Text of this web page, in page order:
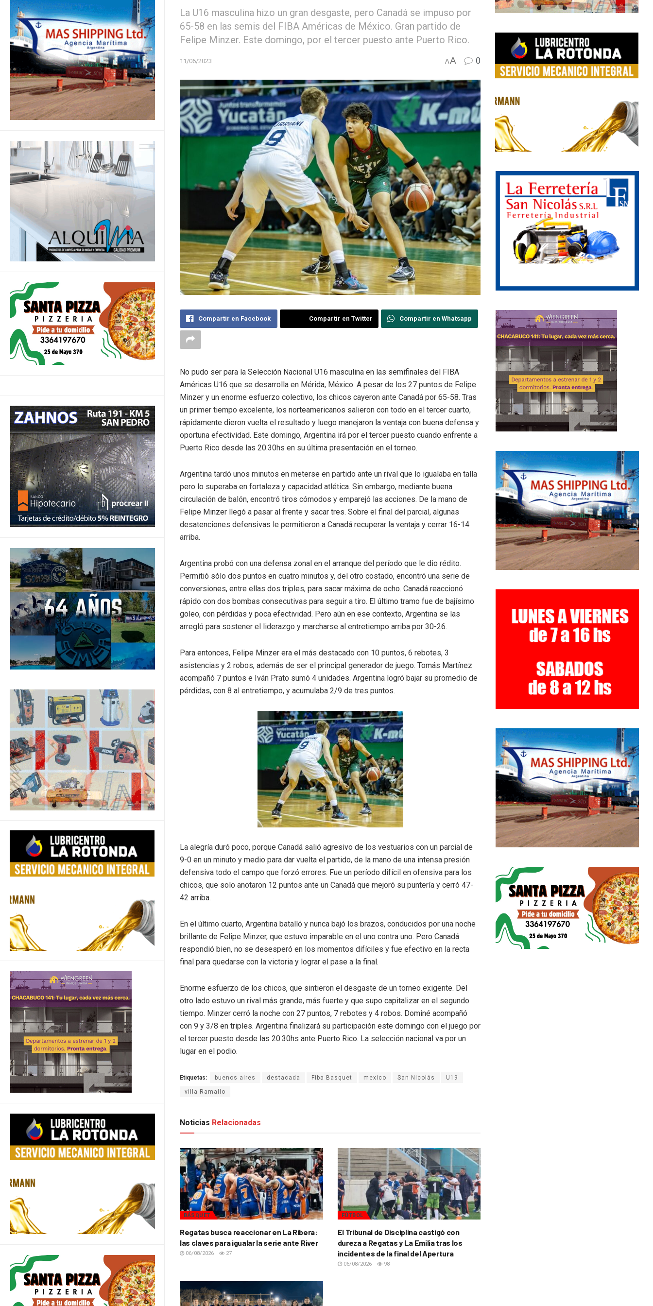
La U16 masculina hizo un gran desgaste, pero Canadá se impuso por
65-58 en las semis del FIBA Américas de México. Gran partido de
Felipe Minzer. Este domingo, por el tercer puesto ante Puerto Rico.
11/06/2023 AA 0
Compartir en Facebook Compartir en Twitter Compartir en Whatsapp
No pudo ser para la Selección Nacional U16 masculina en las semifinales del FIBA
Américas U16 que se desarrolla en Mérida, México. A pesar de los 27 puntos de Felipe
Minzer y un enorme esfuerzo colectivo, los chicos cayeron ante Canadá por 65-58. Tras
un primer tiempo excelente, los norteamericanos salieron con todo en el tercer cuarto,
rápidamente dieron vuelta el resultado y luego manejaron la ventaja con buena defensa y
oportuna efectividad. Este domingo, Argentina irá por el tercer puesto cuando enfrente a
Puerto Rico desde las 20.30hs en su última presentación en el torneo.
Argentina tardó unos minutos en meterse en partido ante un rival que lo igualaba en talla
pero lo superaba en fortaleza y capacidad atlética. Sin embargo, mediante buena
circulación de balón, encontró tiros cómodos y emparejó las acciones. De la mano de
Felipe Minzer llegó a pasar al frente y sacar tres. Sobre el final del parcial, algunas
desatenciones defensivas le permitieron a Canadá recuperar la ventaja y cerrar 16-14
arriba.
Argentina probó con una defensa zonal en el arranque del período que le dio rédito.
Permitió sólo dos puntos en cuatro minutos y, del otro costado, encontró una serie de
conversiones, entre ellas dos triples, para sacar máxima de ocho. Canadá reaccionó
rápido con dos bombas consecutivas para seguir a tiro. El último tramo fue de bajísimo
goleo, con pérdidas y poca efectividad. Pero aún en ese contexto, Argentina se las
arregló para sostener el liderazgo y marcharse al entretiempo arriba por 30-26.
Para entonces, Felipe Minzer era el más destacado con 10 puntos, 6 rebotes, 3
asistencias y 2 robos, además de ser el principal generador de juego. Tomás Martínez
acompañó 7 puntos e Iván Prato sumó 4 unidades. Argentina logró bajar su promedio de
pérdidas, con 8 al entretiempo, y acumulaba 2/9 de tres puntos.
La alegría duró poco, porque Canadá salió agresivo de los vestuarios con un parcial de
9-0 en un minuto y medio para dar vuelta el partido, de la mano de una intensa presión
defensiva todo el campo que forzó errores. Fue un período difícil en ofensiva para los
chicos, que solo anotaron 12 puntos ante un Canadá que mejoró su puntería y cerró 47-
42 arriba.
En el último cuarto, Argentina batalló y nunca bajó los brazos, conducidos por una noche
brillante de Felipe Minzer, que estuvo imparable en el uno contra uno. Pero Canadá
respondió bien, no se desesperó en los momentos difíciles y fue efectivo en la recta
final para quedarse con la victoria y lograr el pase a la final.
Enorme esfuerzo de los chicos, que sintieron el desgaste de un torneo exigente. Del
otro lado estuvo un rival más grande, más fuerte y que supo capitalizar en el segundo
tiempo. Minzer cerró la noche con 27 puntos, 7 rebotes y 4 robos. Dominé acompañó
con 9 y 3/8 en triples. Argentina finalizará su participación este domingo con el juego por
el tercer puesto desde las 20.30hs ante Puerto Rico. La selección nacional va por un
lugar en el podio.
Etiquetas: buenos aires destacada Fiba Basquet mexico San Nicolás U19
villa Ramallo
Noticias Relacionadas
BÁSQUET
Regatas busca reaccionar en La Ribera:
las claves para igualar la serie ante River
06/08/2026 27
FÚTBOL
El Tribunal de Disciplina castigó con
dureza a Regatas y La Emilia tras los
incidentes de la final del Apertura
06/08/2026 98